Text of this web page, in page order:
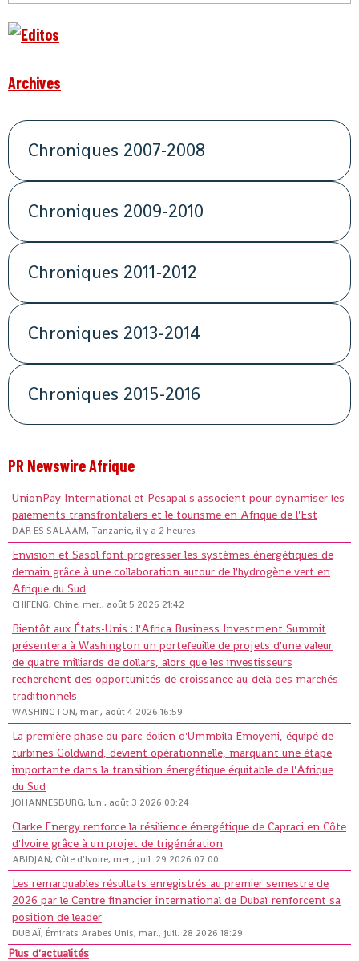
Archives
Chroniques 2007-2008
Chroniques 2009-2010
Chroniques 2011-2012
Chroniques 2013-2014
Chroniques 2015-2016
PR Newswire Afrique
UnionPay International et Pesapal s'associent pour dynamiser les
paiements transfrontaliers et le tourisme en Afrique de l'Est
DAR ES SALAAM, Tanzanie, il y a 2 heures
Envision et Sasol font progresser les systèmes énergétiques de
demain grâce à une collaboration autour de l'hydrogène vert en
Afrique du Sud
CHIFENG, Chine, mer., août 5 2026 21:42
Bientôt aux États-Unis : l'Africa Business Investment Summit
présentera à Washington un portefeuille de projets d'une valeur
de quatre milliards de dollars, alors que les investisseurs
recherchent des opportunités de croissance au-delà des marchés
traditionnels
WASHINGTON, mar., août 4 2026 16:59
La première phase du parc éolien d'Ummbila Emoyeni, équipé de
turbines Goldwind, devient opérationnelle, marquant une étape
importante dans la transition énergétique équitable de l'Afrique
du Sud
JOHANNESBURG, lun., août 3 2026 00:24
Clarke Energy renforce la résilience énergétique de Capraci en Côte
d'Ivoire grâce à un projet de trigénération
ABIDJAN, Côte d'Ivoire, mer., juil. 29 2026 07:00
Les remarquables résultats enregistrés au premier semestre de
2026 par le Centre financier international de Dubaï renforcent sa
position de leader
DUBAÏ, Émirats Arabes Unis, mar., juil. 28 2026 18:29
Plus d'actualités